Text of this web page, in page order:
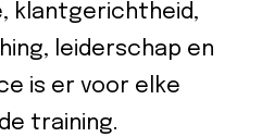
klantgerichtheid,
leiderschap en
is er voor elke
training.